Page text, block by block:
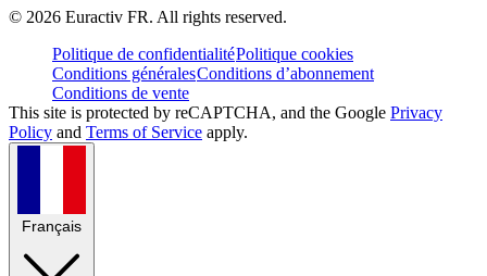
© 2026 Euractiv FR. All rights reserved.
Politique de confidentialitéPolitique cookies
Conditions généralesConditions d’abonnement
Conditions de vente
This site is protected by reCAPTCHA, and the Google Privacy
Policy and Terms of Service apply.
Français